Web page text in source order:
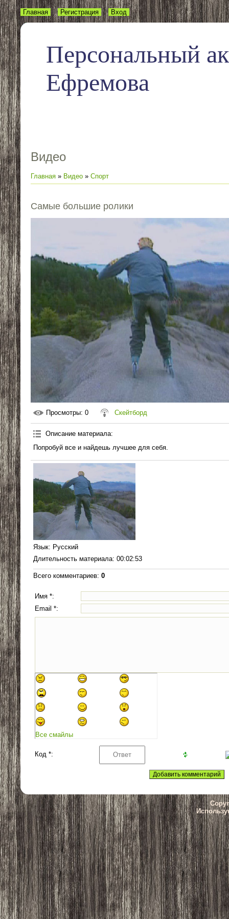
Персональный
Ефремова
Главная Регистрация Вход
Видео
Главная » Видео » Спорт
Самые большие ролики
Просмотры: 0 Скейтборд
Описание материала:
Попробуй все и найдешь лучшее для себя.
Язык: Русский
Длительность материала: 00:02:53
Всего комментариев: 0
Имя *:
Email *:
Все смайлы
Код *: